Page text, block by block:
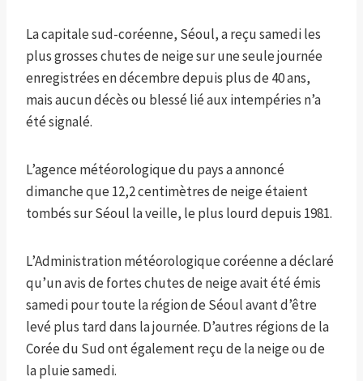
La capitale sud-coréenne, Séoul, a reçu samedi les
plus grosses chutes de neige sur une seule journée
enregistrées en décembre depuis plus de 40 ans,
mais aucun décès ou blessé lié aux intempéries n’a
été signalé.
L’agence météorologique du pays a annoncé
dimanche que 12,2 centimètres de neige étaient
tombés sur Séoul la veille, le plus lourd depuis 1981.
L’Administration météorologique coréenne a déclaré
qu’un avis de fortes chutes de neige avait été émis
samedi pour toute la région de Séoul avant d’être
levé plus tard dans la journée. D’autres régions de la
Corée du Sud ont également reçu de la neige ou de
la pluie samedi.